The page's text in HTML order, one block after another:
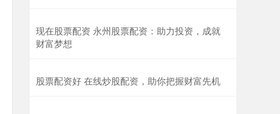
现在股票配资 永州股票配资：助力投资，成就
财富梦想
股票配资好 在线炒股配资，助你把握财富先机